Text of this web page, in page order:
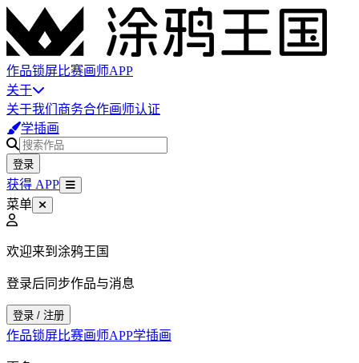
作品锁屏比赛画师APP
关于
关于我们 商务合作画师认证
学插画
登录
获得 APP
菜单
欢迎来到涂鸦王国
登录后同步作品与消息
登录 / 注册
作品锁屏比赛画师APP学插画